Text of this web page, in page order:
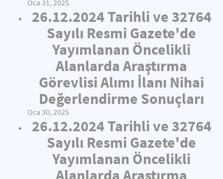
Oca 31, 2025
26.12.2024 Tarihli ve 32764
Sayılı Resmi Gazete'de
Yayımlanan Öncelikli
Alanlarda Araştırma
Görevlisi Alımı İlanı Nihai
Değerlendirme Sonuçları
Oca 30, 2025
26.12.2024 Tarihli ve 32764
Sayılı Resmi Gazete'de
Yayımlanan Öncelikli
Alanlarda Araştırma